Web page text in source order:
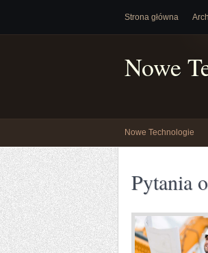
Strona główna
Nowe
Nowe Technologie
Pytania